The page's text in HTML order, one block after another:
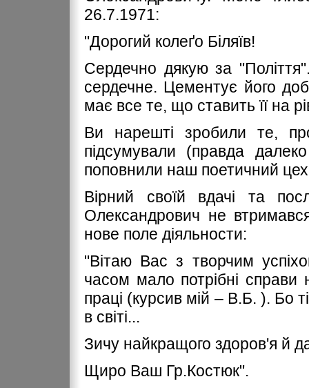
26.7.1971:
"Дорогий колеґо Біляїв!
Сердечно дякую за
сердечне. Цементує його
має все те, що ставить її на
Ви нарешті зробили те,
підсумували (правда
поповнили наш поетичний
Вірний своїй вдачі та
Олександрович не
нове поле діяльности:
"Вітаю Вас з творчим
часом мало потрібні справи
праці (курсив мій – В.Б. ). Бо
в світі...
Зичу найкращого здоров'я й
Щиро Ваш Гр.Костюк".